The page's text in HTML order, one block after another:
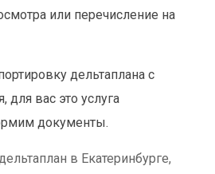
или перечисление на
дельтаплана с
для вас это услуга
документы.
в Екатеринбурге,